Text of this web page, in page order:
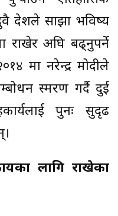
देशले साझा भविष्य
राखेर अघि बढ्नुपर्ने
मा नरेन्द्र मोदीले
स्मरण गर्दै दुई
पुनः सुदृढ
लागि राखेका